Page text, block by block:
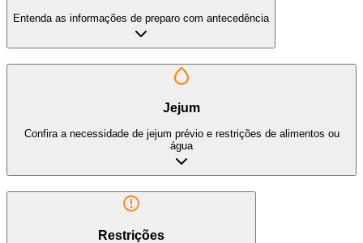
Entenda as informações de preparo com antecedência
Jejum
Confira a necessidade de jejum prévio e restrições de alimentos ou
água
Restrições